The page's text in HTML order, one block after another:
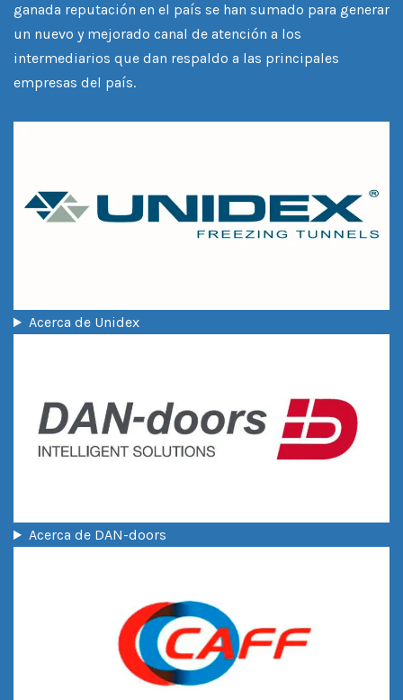
ganada reputación en el país se han sumado para generar
un nuevo y mejorado canal de atención a los
intermediarios que dan respaldo a las principales
empresas del país.
Acerca de Unidex
Acerca de DAN-doors